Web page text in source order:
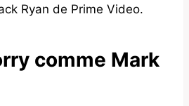
Ryan de Prime Video.
comme Mark